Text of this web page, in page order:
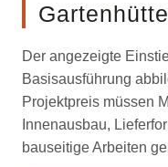
Der angezeigte
Basisausführung
Projektpreis müssen
Innenausbau,
bauseitige Arbeiten